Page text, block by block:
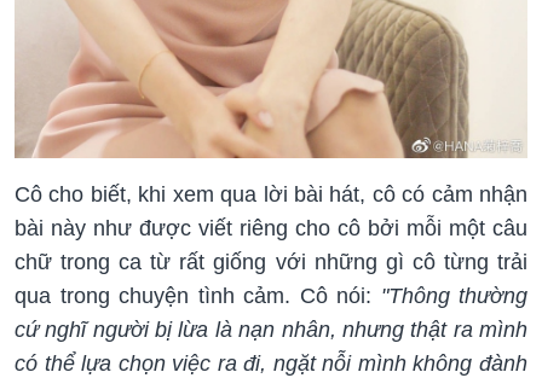
Cô cho biết, khi xem qua lời bài hát, cô có cảm nhận
bài này như được viết riêng cho cô bởi mỗi một câu
chữ trong ca từ rất giống với những gì cô từng trải
qua trong chuyện tình cảm. Cô nói: "Thông thường
cứ nghĩ người bị lừa là nạn nhân, nhưng thật ra mình
có thể lựa chọn việc ra đi, ngặt nỗi mình không đành